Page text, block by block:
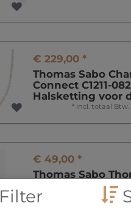
Filter
€ 229,00 *
Thomas Sabo
Connect C1211-
Halsketting voor
* incl. totaal Btw.
€ 49,00 *
Thomas Sabo
HARIBO 2193-017-
hanger